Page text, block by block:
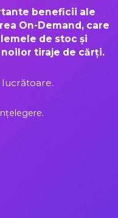
beneficii ale
On-Demand, care
de stoc și
tiraje de cărți.
lucrătoare.